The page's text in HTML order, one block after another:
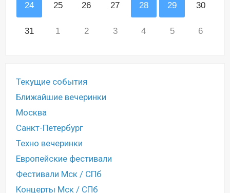
24 25 26 27 28 29 30
31 1 2 3 4 5 6
Текущие события
Ближайшие вечеринки
Москва
Санкт-Петербург
Техно вечеринки
Европейские фестивали
Фестивали Мск / СПб
Концерты Мск / СПб